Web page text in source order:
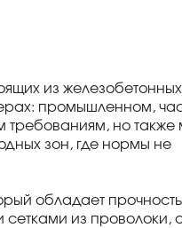
из
промышленном,
требованиям, но также
зон, где нормы не
обладает
из проволоки,